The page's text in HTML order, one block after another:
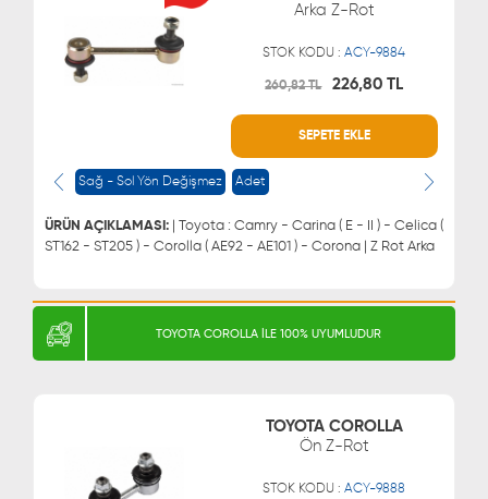
Arka Z-Rot
STOK KODU :ACY-9884
260,82 TL 226,80 TL
SEPETE EKLE
Sağ - Sol Yön Değişmez Adet
ÜRÜN AÇIKLAMASI: | Toyota : Camry - Carina ( E - II ) - Celica (
ST162 - ST205 ) - Corolla ( AE92 - AE101 ) - Corona | Z Rot Arka
0543 329 21 66
0543 329 21 55
TOYOTA COROLLA İLE 100% UYUMLUDUR
TOYOTA COROLLA
Ön Z-Rot
STOK KODU :ACY-9888